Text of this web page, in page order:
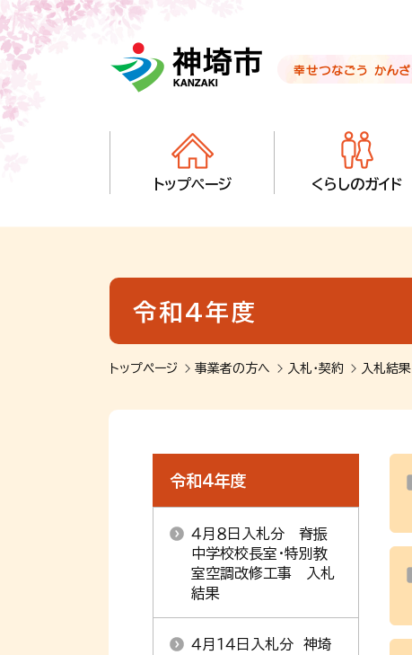
音声読み上げ用ナビゲーションです。
本文へ移動します
ページ最後（フッター）へ移動します
音声読み上げ用ナビゲーションはここまでです。
トップページ くらしのガイド
令和4年度
トップページ 事業者の方へ 入札・契約 入札結果
令和4年度
４月８日入札分 脊振
中学校校長室・特別教
室空調改修工事 入札
結果
４月１４日入札分 神埼